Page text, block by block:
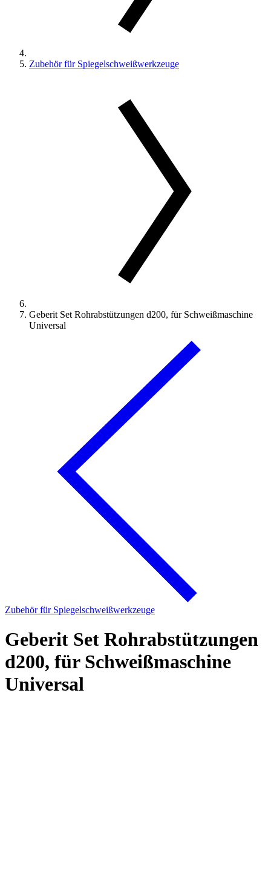
Zubehör für Spiegelschweißwerkzeuge
Geberit Set Rohrabstützungen d200, für Schweißmaschine
Universal
Zubehör für Spiegelschweißwerkzeuge
Geberit Set Rohrabstützungen
d200, für Schweißmaschine
Universal